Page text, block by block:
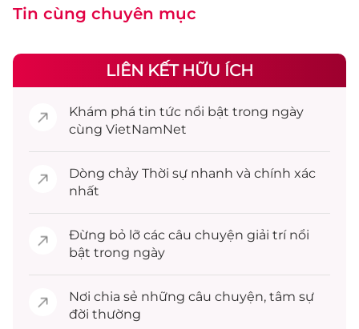
Tin cùng chuyên mục
LIÊN KẾT HỮU ÍCH
Khám phá tin tức nổi bật trong ngày
cùng VietNamNet
Dòng chảy Thời sự nhanh và chính xác
nhất
Đừng bỏ lỡ các câu chuyện giải trínổi
bật trong ngày
Nơi chia sẻ những câu chuyện, tâm sự
đời thường